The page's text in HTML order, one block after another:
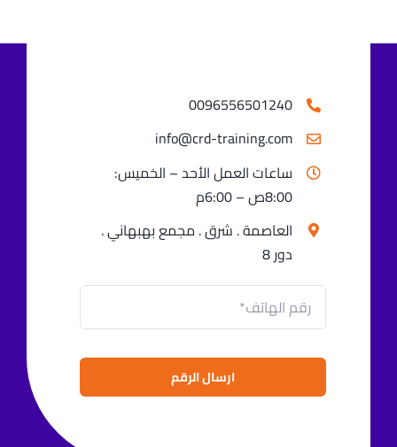
0096556501240⁩
info@crd-training.com
ساعات العمل الأحد – الخميس:
8:00ص – 6:00م
العاصمة . شرق . مجمع بهبهاني .
دور 8
ارسال الرقم